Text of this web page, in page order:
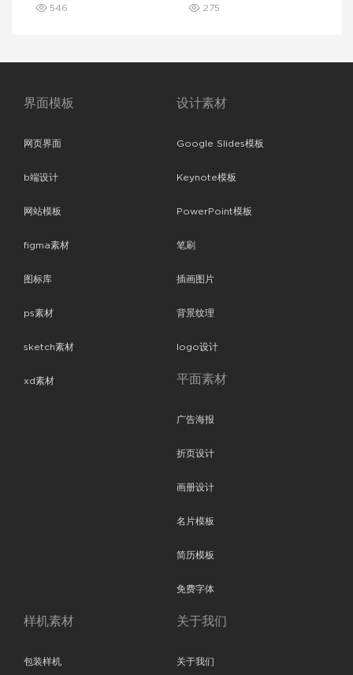
546 275
界面模板
网页界面
b端设计
网站模板
figma素材
图标库
ps素材
sketch素材
xd素材
设计素材
Google Slides模板
Keynote模板
PowerPoint模板
笔刷
插画图片
背景纹理
logo设计
平面素材
广告海报
折页设计
画册设计
名片模板
简历模板
免费字体
样机素材
包装样机
关于我们
关于我们